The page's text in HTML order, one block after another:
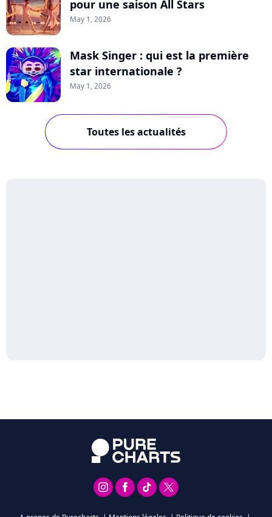
pour une saison All Stars
May 1, 2026
Mask Singer : qui est la première
star internationale ?
May 1, 2026
Toutes les actualités